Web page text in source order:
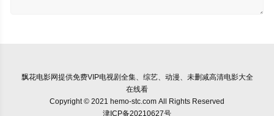
飘花电影网提供免费VIP电视剧全集、综艺、动漫、未删减高清电影大全
在线看
Copyright © 2021 hemo-stc.com All Rights Reserved
津ICP备20210627号